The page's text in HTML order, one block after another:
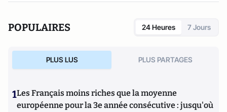
POPULAIRES 24 Heures 7 Jours
PLUS LUS PLUS PARTAGES
1Les Français moins riches que la moyenne
européenne pour la 3e année consécutive : jusqu'où